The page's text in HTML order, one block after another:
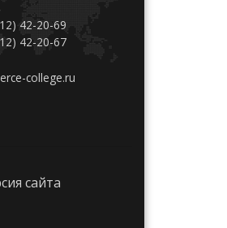
42-20-69
42-20-67
college.ru
сайта